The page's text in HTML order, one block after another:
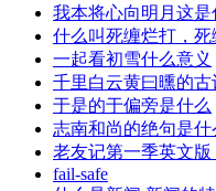
我本将心向明月这是
什么叫死缠烂打，
一起看初雪什么意义
千里白云黄曰曛的古
于是的于偏旁是什么
志南和尚的绝句是什
老友记第一季英文版
fail-safe